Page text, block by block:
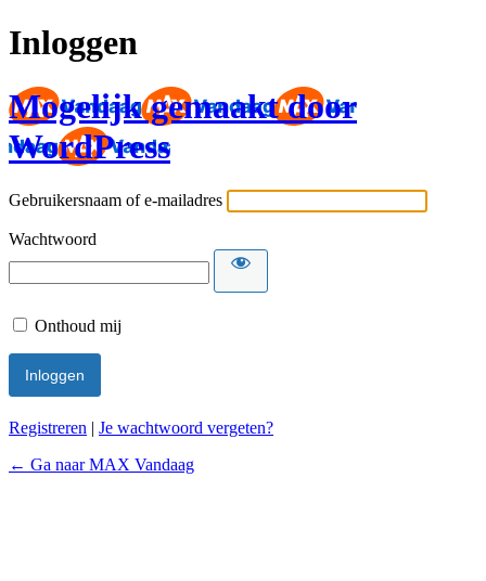
Inloggen
Mogelijk gemaakt door
WordPress
Gebruikersnaam of e-mailadres
Wachtwoord
Onthoud mij
Registreren | Je wachtwoord vergeten?
← Ga naar MAX Vandaag